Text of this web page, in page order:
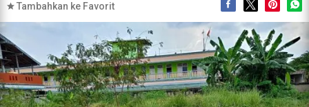
Tambahkan ke Favorit